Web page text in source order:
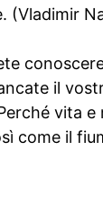
(Vladimir
il
vita e
come il